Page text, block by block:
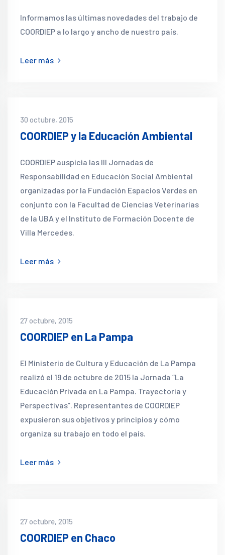
Informamos las últimas novedades del trabajo de
COORDIEP a lo largo y ancho de nuestro país.
Leer más
30 octubre, 2015
COORDIEP y la Educación Ambiental
COORDIEP auspicia las III Jornadas de
Responsabilidad en Educación Social Ambiental
organizadas por la Fundación Espacios Verdes en
conjunto con la Facultad de Ciencias Veterinarias
de la UBA y el Instituto de Formación Docente de
Villa Mercedes.
Leer más
27 octubre, 2015
COORDIEP en La Pampa
El Ministerio de Cultura y Educación de La Pampa
realizó el 19 de octubre de 2015 la Jornada “La
Educación Privada en La Pampa. Trayectoria y
Perspectivas”. Representantes de COORDIEP
expusieron sus objetivos y principios y cómo
organiza su trabajo en todo el país.
Leer más
27 octubre, 2015
COORDIEP en Chaco